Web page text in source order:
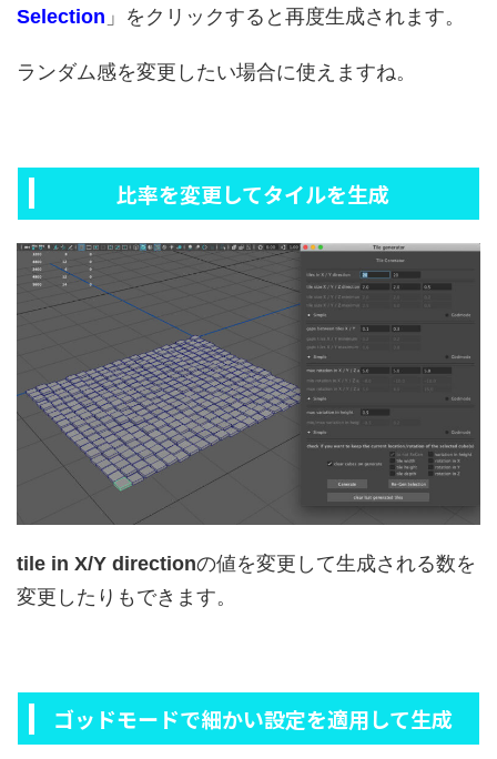
Selection 」をクリックすると再度生成されます。
ランダム感を変更したい場合に使えますね。
比率を変更してタイルを生成
tile in X/Y directionの値を変更して生成される数を
変更したりもできます。
ゴッドモードで細かい設定を適用して生成